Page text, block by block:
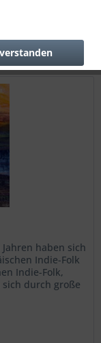
haben sich
Indie-Folk
Indie-Folk,
durch große